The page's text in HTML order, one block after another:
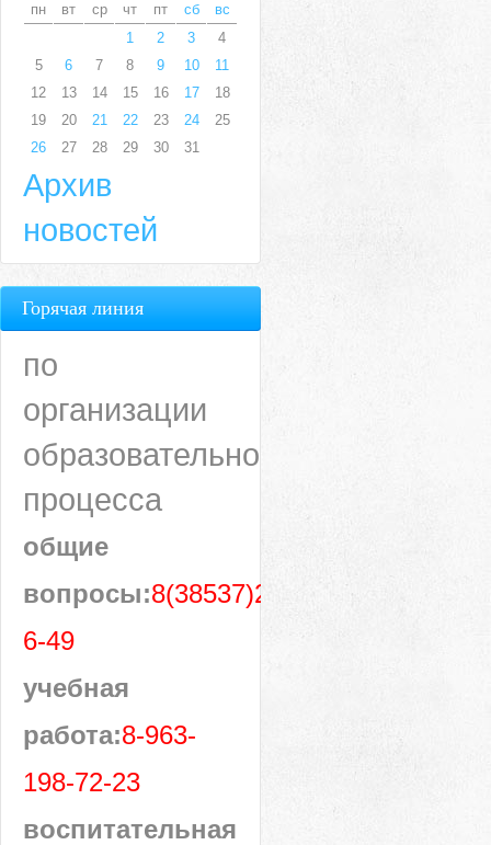
пн вт ср чт пт сб
вс
1
2 3
4
5
6 7 8 9 10
11
12
13 14 15 16 17
18
19
20 21 22 23 24
25
26
27 28 29 30 31
Архив
новостей
Горячая линия
по
организации
образовательного
процесса
общие
вопросы:8(38537)28-
6-49
учебная
работа:8-963-
198-72-23
воспитательная